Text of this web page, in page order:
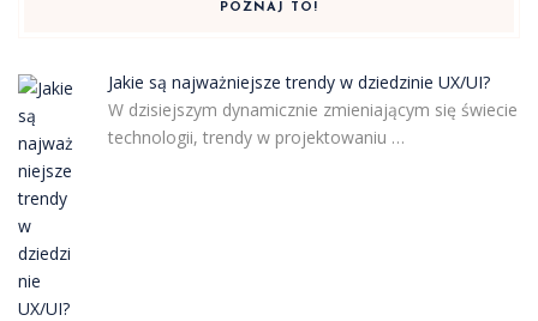
POZNAJ TO!
Jakie są najważniejsze trendy w dziedzinie UX/UI?
W dzisiejszym dynamicznie zmieniającym się świecie
technologii, trendy w projektowaniu …